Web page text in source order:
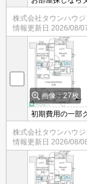
株式会社タウンハウ
情報更新日 2026/08/
画像：27枚
初期費用の一部
談ください。オ
株式会社タウンハウ
情報更新日 2026/08/